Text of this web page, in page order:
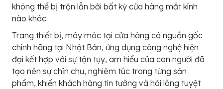
không thể bị trộn lẫn bởi bất kỳ cửa hàng mắt kính
nào khác.
Trang thiết bị, máy móc tại cửa hàng có nguồn gốc
chính hãng tại Nhật Bản, ứng dụng công nghệ hiện
đại kết hợp với sự tận tụy, am hiểu của con người đã
tạo nên sự chỉn chu, nghiêm túc trong từng sản
phẩm, khiến khách hàng tin tưởng và hài lòng tuyệt